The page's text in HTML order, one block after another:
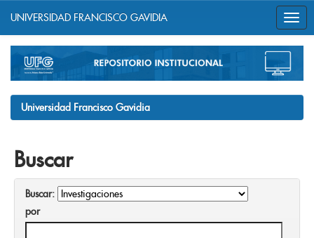
navigation
UNIVERSIDAD FRANCISCO GAVIDIA
Universidad Francisco Gavidia
Buscar
Buscar:
por